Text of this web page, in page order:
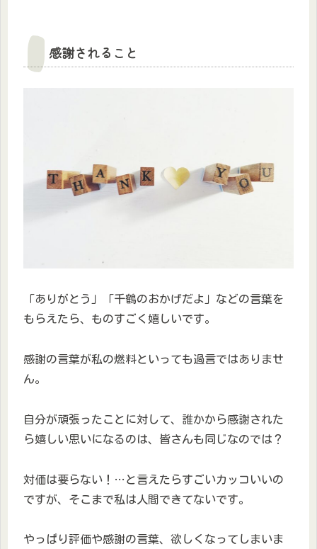
感謝されること
「ありがとう」「千鶴のおかげだよ」などの言葉を
もらえたら、ものすごく嬉しいです。
感謝の言葉が私の燃料といっても過言ではありませ
ん。
自分が頑張ったことに対して、誰かから感謝された
ら嬉しい思いになるのは、皆さんも同じなのでは？
対価は要らない！…と言えたらすごいカッコいいの
ですが、そこまで私は人間できてないです。
やっぱり評価や感謝の言葉、欲しくなってしまいま